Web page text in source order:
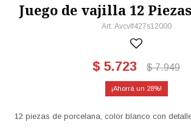
Juego de vajilla 12
Avcvlf427s12000
$ 5.723 $ 7.949
28
12 piezas de porcelana, color blanco con